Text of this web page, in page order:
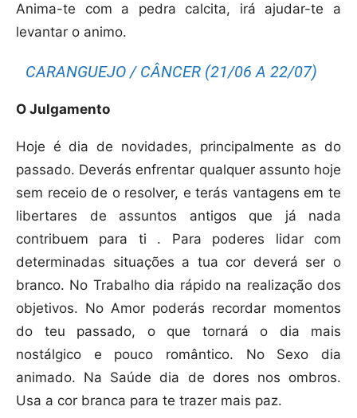
Anima-te com a pedra calcita, irá ajudar-te a
levantar o animo.
CARANGUEJO / CÂNCER (21/06 A 22/07)
O Julgamento
Hoje é dia de novidades, principalmente as do
passado. Deverás enfrentar qualquer assunto hoje
sem receio de o resolver, e terás vantagens em te
libertares de assuntos antigos que já nada
contribuem para ti . Para poderes lidar com
determinadas situações a tua cor deverá ser o
branco. No Trabalho dia rápido na realização dos
objetivos. No Amor poderás recordar momentos
do teu passado, o que tornará o dia mais
nostálgico e pouco romântico. No Sexo dia
animado. Na Saúde dia de dores nos ombros.
Usa a cor branca para te trazer mais paz.